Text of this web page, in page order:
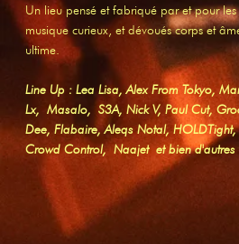
Un lieu pensé et fabriqué par et pour
musique curieux, et dévoués corps et
ultime.
Line Up : Lea Lisa, Alex From Tokyo,
Lx, Masalo, S3A, Nick V, Paul Cut,
Dee, Flabaire, Aleqs Notal, HOLDTight,
Crowd Control, Naajet et bien d'autres